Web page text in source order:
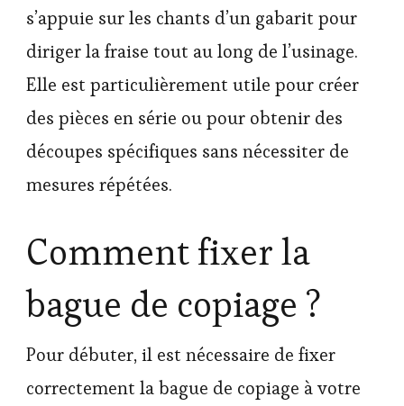
s’appuie sur les chants d’un gabarit pour
diriger la fraise tout au long de l’usinage.
Elle est particulièrement utile pour créer
des pièces en série ou pour obtenir des
découpes spécifiques sans nécessiter de
mesures répétées.
Comment fixer la
bague de copiage ?
Pour débuter, il est nécessaire de fixer
correctement la bague de copiage à votre